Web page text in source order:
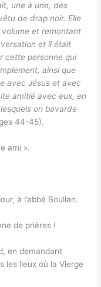
une à une, des
de drap noir. Elle
volume et remontant
et il était
cette personne qui
ainsi que
avec Jésus et avec
amitié avec eux, en
on bavarde
44-45).
ami ».
à l’abbé Boullan.
de prières !
en demandant
les lieux où la Vierge